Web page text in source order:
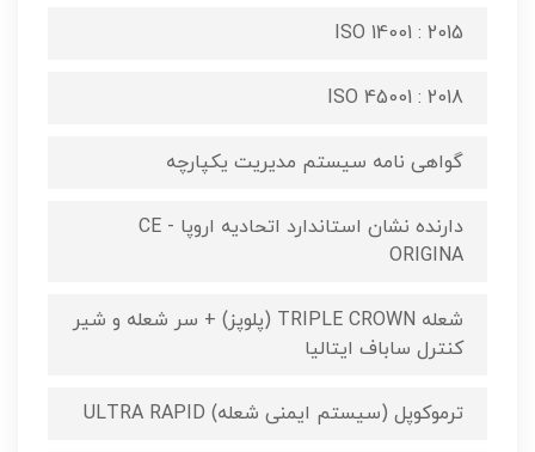
ISO 14001 : 2015
ISO 45001 : 2018
گواهی نامه سیستم مدیریت یکپارچه
دارنده نشان استاندارد اتحادیه اروپا CE -
ORIGINA
شعله TRIPLE CROWN (پلوپز) + سر شعله و شیر
کنترل ساباف ایتالیا
ترموکوپل (سیستم ایمنی شعله) ULTRA RAPID